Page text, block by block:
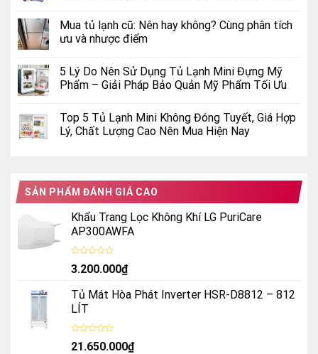
Mua tủ lạnh cũ: Nên hay không? Cùng phân tích
ưu và nhược điểm
5 Lý Do Nên Sử Dụng Tủ Lạnh Mini Đựng Mỹ
Phẩm – Giải Pháp Bảo Quản Mỹ Phẩm Tối Ưu
Top 5 Tủ Lạnh Mini Không Đóng Tuyết, Giá Hợp
Lý, Chất Lượng Cao Nên Mua Hiện Nay
SẢN PHẨM ĐÁNH GIÁ CAO
Khẩu Trang Lọc Không Khí LG PuriCare
AP300AWFA
Được
xếp
0
5
sao
3.200.000₫
Tủ Mát Hòa Phát Inverter HSR-D8812 – 812
LÍT
Được
xếp
21.650.000₫